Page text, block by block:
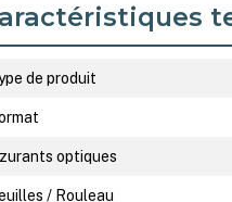
de produit
optiques
/ Rouleau